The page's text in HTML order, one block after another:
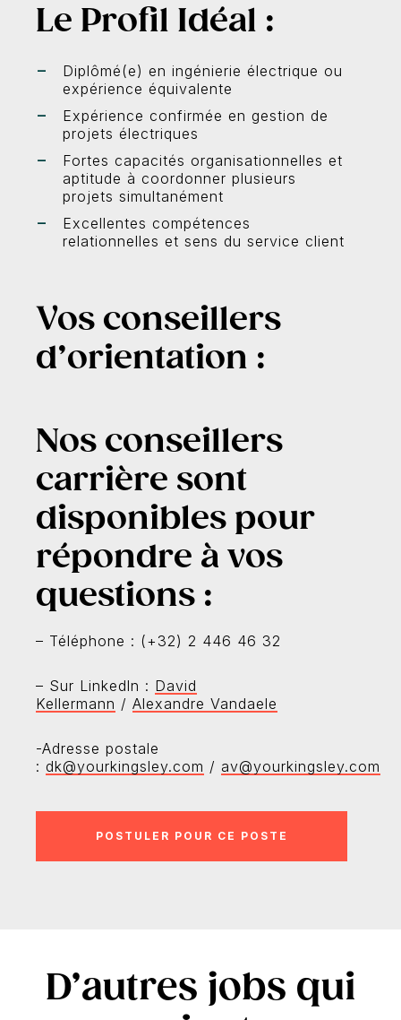
Le Profil Idéal :
Diplômé(e) en ingénierie électrique ou
expérience équivalente
Expérience confirmée en gestion de
projets électriques
Fortes capacités organisationnelles et
aptitude à coordonner plusieurs
projets simultanément
Excellentes compétences
relationnelles et sens du service client
Vos conseillers
d’orientation :
Nos conseillers
carrière sont
disponibles pour
répondre à vos
questions :
– Téléphone : (+32) 2 446 46 32
– Sur Linkedln : David
Kellermann / Alexandre Vandaele
-Adresse postale
: dk@yourkingsley.com / av@yourkingsley.com
D’autres jobs qui